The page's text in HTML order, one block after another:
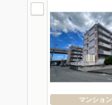
マンション